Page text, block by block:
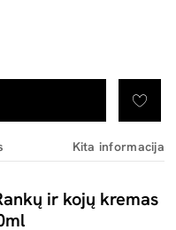
Kita informacija
ir kojų kremas